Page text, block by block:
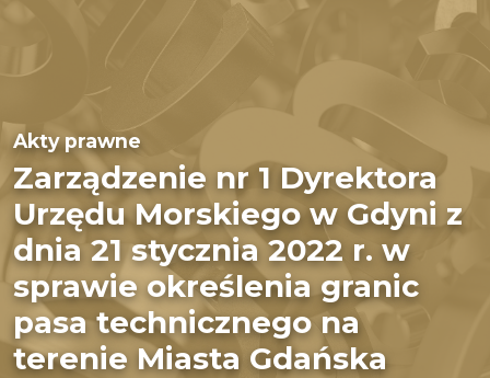
Akty prawne
Zarządzenie nr 1 Dyrektora
Urzędu Morskiego w Gdyni z
dnia 21 stycznia 2022 r. w
sprawie określenia granic
pasa technicznego na
terenie Miasta Gdańska